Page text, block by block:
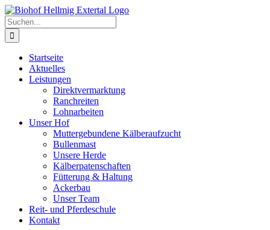
Zum
Inhalt
springen
Suche
nach:
Startseite
Aktuelles
Leistungen
Direktvermarktung
Ranchreiten
Lohnarbeiten
Unser Hof
Muttergebundene Kälberaufzucht
Bullenmast
Unsere Herde
Kälberpatenschaften
Fütterung & Haltung
Ackerbau
Unser Team
Reit- und Pferdeschule
Kontakt